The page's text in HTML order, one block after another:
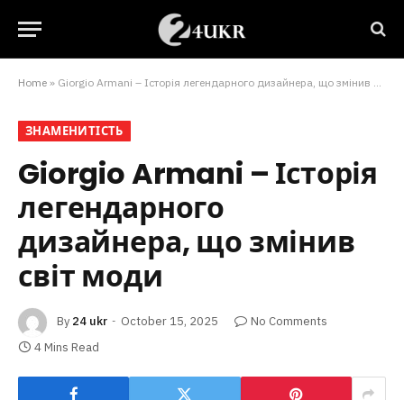
Home » Giorgio Armani – Історія легендарного дизайнера, що змінив світ моди
ЗНАМЕНИТІСТЬ
Giorgio Armani – Історія
легендарного
дизайнера, що змінив
світ моди
By 24 ukr October 15, 2025
No Comments
4 Mins Read